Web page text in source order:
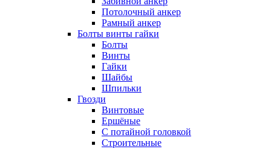
Потолочный анкер
Рамный анкер
Болты винты гайки
Болты
Винты
Гайки
Шайбы
Шпильки
Гвозди
Винтовые
Ершёные
С потайной головкой
Строительные